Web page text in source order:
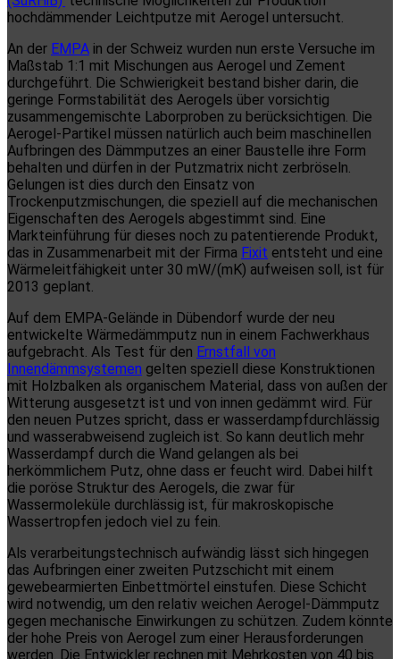
hochdämmender Leichtputze mit Aerogel untersucht.
An der EMPA in der Schweiz wurden nun erste Versuche im
Maßstab 1:1 mit Mischungen aus Aerogel und Zement
durchgeführt. Die Schwierigkeit bestand bisher darin, die
geringe Formstabilität des Aerogels über vorsichtig
zusammengemischte Laborproben zu berücksichtigen. Die
Aerogel-Partikel müssen natürlich auch beim maschinellen
Aufbringen des Dämmputzes an einer Baustelle ihre Form
behalten und dürfen in der Putzmatrix nicht zerbröseln.
Gelungen ist dies durch den Einsatz von
Trockenputzmischungen, die speziell auf die mechanischen
Eigenschaften des Aerogels abgestimmt sind. Eine
Markteinführung für dieses noch zu patentierende Produkt,
das in Zusammenarbeit mit der Firma Fixit entsteht und eine
Wärmeleitfähigkeit unter 30 mW/(mK) aufweisen soll, ist für
2013 geplant.
Auf dem EMPA-Gelände in Dübendorf wurde der neu
entwickelte Wärmedämmputz nun in einem Fachwerkhaus
aufgebracht. Als Test für den Ernstfall von
Innendämmsystemen gelten speziell diese Konstruktionen
mit Holzbalken als organischem Material, dass von außen der
Witterung ausgesetzt ist und von innen gedämmt wird. Für
den neuen Putzes spricht, dass er wasserdampfdurchlässig
und wasserabweisend zugleich ist. So kann deutlich mehr
Wasserdampf durch die Wand gelangen als bei
herkömmlichem Putz, ohne dass er feucht wird. Dabei hilft
die poröse Struktur des Aerogels, die zwar für
Wassermoleküle durchlässig ist, für makroskopische
Wassertropfen jedoch viel zu fein.
Als verarbeitungstechnisch aufwändig lässt sich hingegen
das Aufbringen einer zweiten Putzschicht mit einem
gewebearmierten Einbettmörtel einstufen. Diese Schicht
wird notwendig, um den relativ weichen Aerogel-Dämmputz
gegen mechanische Einwirkungen zu schützen. Zudem könnte
der hohe Preis von Aerogel zum einer Herausforderungen
werden. Die Entwickler rechnen mit Mehrkosten von 40 bis